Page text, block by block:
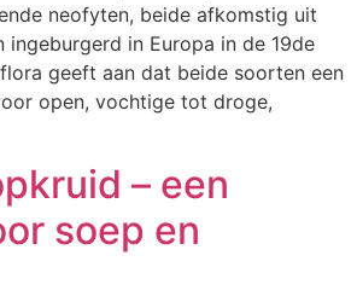
neofyten, beide afkomstig uit
ingeburgerd in Europa in de 19de
flora geeft aan dat beide soorten een
open, vochtige tot droge,
– een
soep en